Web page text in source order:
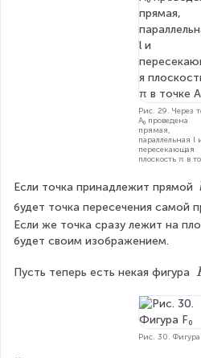
Рис. 29. Через
A₀ проведена
прямая,
параллельная l
пересекающая
плоскость π в
Если точка принадлежит прямой
l
будет точка пересечения самой
Если же точка сразу лежит на
будет своим изображением.
Пусть теперь есть некая фигура
Рис. 30. Фигура